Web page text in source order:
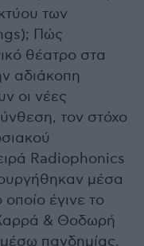
των
Πώς
θέατρο στα
αδιάκοπη
οι νέες
τον στόχο
Radiophonics
μέσα
έγινε το
& Θοδωρή
πανδημίας.